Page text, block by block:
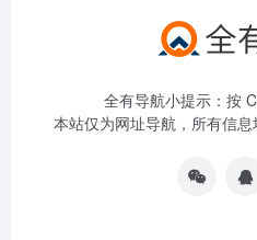
全有导航小提示：按
本站仅为网址导航，所有信息